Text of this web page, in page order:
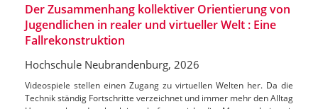
Der Zusammenhang kollektiver Orientierung von
Jugendlichen in realer und virtueller Welt : Eine
Fallrekonstruktion
Hochschule Neubrandenburg, 2026
Videospiele stellen einen Zugang zu virtuellen Welten her. Da die
Technik ständig Fortschritte verzeichnet und immer mehr den Alltag